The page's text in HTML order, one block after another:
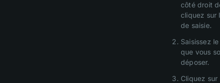
côté droit
cliquez sur
de saisie.
Saisissez
que vous
déposer.
Cliquez